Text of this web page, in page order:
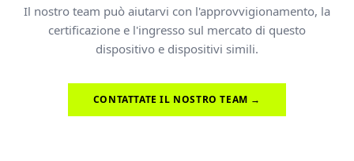
Il nostro team può aiutarvi con l'approvvigionamento, la
certificazione e l'ingresso sul mercato di questo
dispositivo e dispositivi simili.
CONTATTATE IL NOSTRO TEAM →